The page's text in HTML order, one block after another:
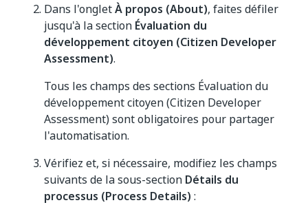
Dans l'ongletÀ propos (About), faites défiler
jusqu'à la section Évaluation du
développement citoyen (Citizen Developer
Assessment).
Tous les champs des sections Évaluation du
développement citoyen (Citizen Developer
Assessment) sont obligatoires pour partager
l'automatisation.
Vérifiez et, si nécessaire, modifiez les champs
suivants de la sous-section Détails du
processus (Process Details) :